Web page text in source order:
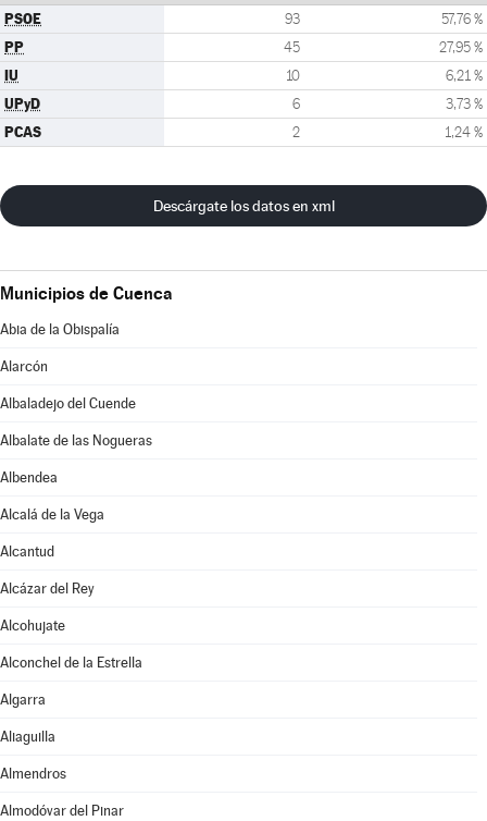
PSOE 93 57,76 %
PP 45 27,95 %
IU 10 6,21 %
UPyD 6 3,73 %
PCAS 2 1,24 %
Descárgate los datos en xml
Municipios de Cuenca
Abia de la Obispalía
Alarcón
Albaladejo del Cuende
Albalate de las Nogueras
Albendea
Alcalá de la Vega
Alcantud
Alcázar del Rey
Alcohujate
Alconchel de la Estrella
Algarra
Aliaguilla
Almendros
Almodóvar del Pinar